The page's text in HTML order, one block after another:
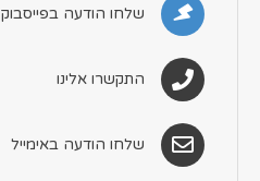
שלחו הודעה בפייסבוק
התקשרו אלינו
שלחו הודעה באימייל